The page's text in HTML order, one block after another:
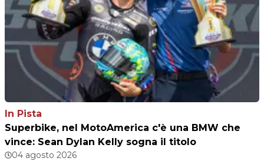
In Pista
Superbike, nel MotoAmerica c'è una BMW che
vince: Sean Dylan Kelly sogna il titolo
04 agosto 2026